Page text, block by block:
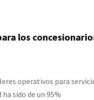
los
operativos para
sido de un 95%